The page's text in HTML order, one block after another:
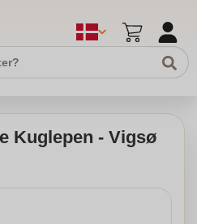
Kuglepen - Vigsø